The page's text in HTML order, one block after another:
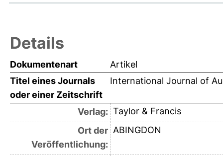
Details
Dokumentenart
Artikel
Titel eines Journals
oder einer Zeitschrift
International Journal of
Verlag: Taylor & Francis
Ort der
Veröffentlichung:
ABINGDON